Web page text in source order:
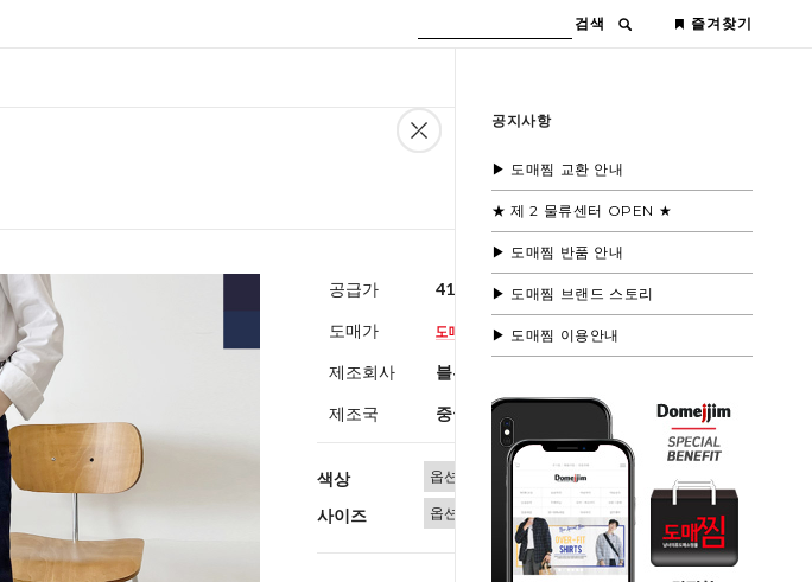
검색 즐겨찾기
공지사항
▶ 도매찜 교환 안내
★ 제 2 물류센터 OPEN ★
▶ 도매찜 반품 안내
▶ 도매찜 브랜드 스토리
▶ 도매찜 이용안내
공급가 41,000원(부가세별도)
도매가
제조회사 블루모드제휴사
제조국 중국
색상
사이즈